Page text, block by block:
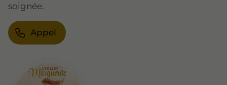
soignée.
Appel